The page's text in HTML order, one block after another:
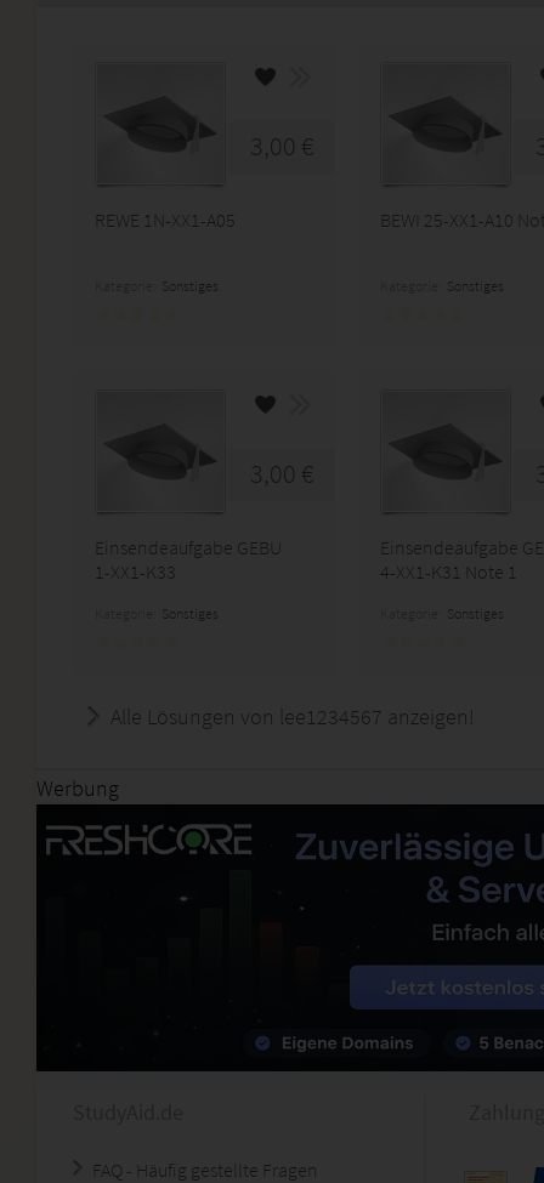
3,00 €
REWE 1N-XX1-A05
Sonstiges
BEWI 25-XX1-A10
Sonstiges
3,00 €
Einsendeaufgabe GEBU
1-XX1-K33
Sonstiges
Einsendeaufgabe
4-XX1-K31 Note 1
Sonstiges
Alle Lösungen von lee1234567 anzeigen!
Werbung
FAQ - Häufig gestellte Fragen